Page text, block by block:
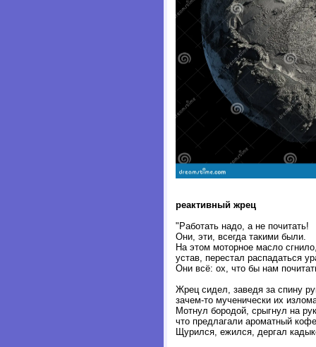
реактивный жрец
"Работать надо, а не почитать!
Они, эти, всегда такими были.
На этом моторное масло
устав, перестал распадаться
Они всё: ох, что бы нам
Жрец сидел, заведя за спину
зачем-то мученически их
Мотнул бородой, срыгнул на
что предлагали ароматный
Щурился, ежился, дергал